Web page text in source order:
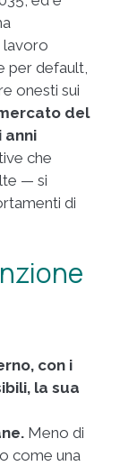
lavoro
per default,
onesti sui
del
anni
che
— si
di
con i
la sua
Meno di
come una